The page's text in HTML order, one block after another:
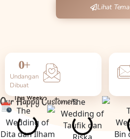
Lihat Tema
Undangan
Dibuat
0+
Our Happy Customers
This Week